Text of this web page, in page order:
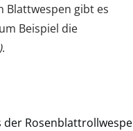
Blattwespen gibt es
Beispiel die
.
der Rosenblattrollwespe